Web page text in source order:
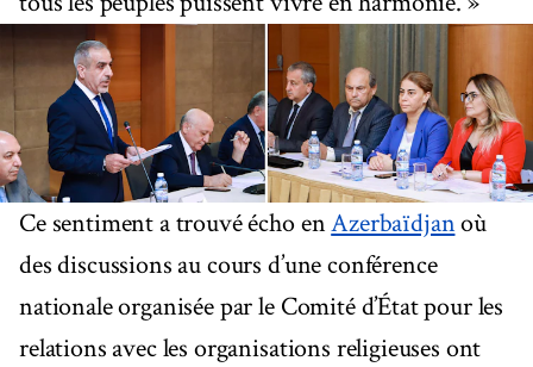
Ce sentiment a trouvé écho enAzerbaïdjanoù
des discussions au cours d’une conférence
nationale organisée par le Comité d’État pour les
relations avec les organisations religieuses ont